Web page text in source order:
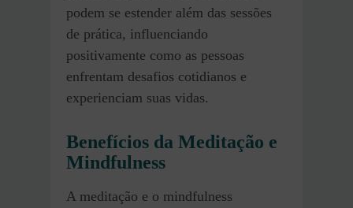
podem se estender além das sessões
de prática, influenciando
positivamente como as pessoas
enfrentam desafios cotidianos e
experienciam suas vidas.
Benefícios da Meditação e
Mindfulness
A meditação e o mindfulness